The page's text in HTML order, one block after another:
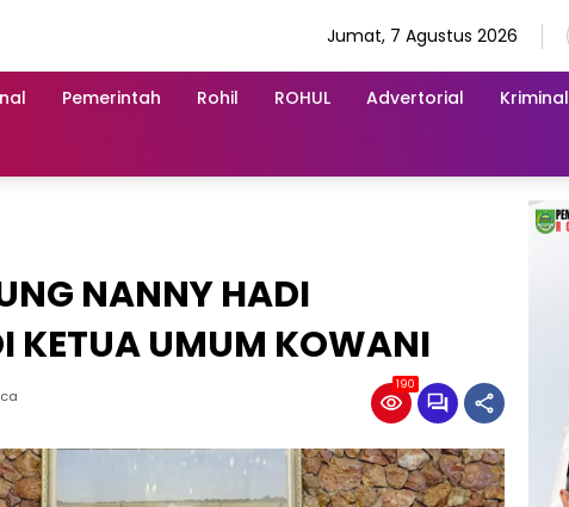
Jumat, 7 Agustus 2026
Pemerintah Rohil ROHUL Advertorial Kriminal
NANNY HADI
KETUA UMUM KOWANI
190